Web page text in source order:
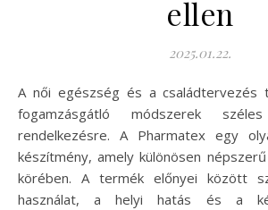
ellen
2025.01.22.
A női egészség és a családtervezés terén a különböző
fogamzásgátló módszerek
rendelkezésre. A Pharmatex egy
készítmény, amely különösen
körében. A termék előnyei között
használat, a helyi hatás és a